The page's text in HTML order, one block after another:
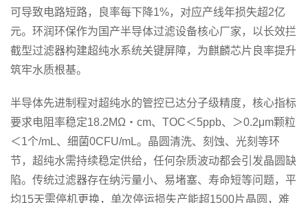
可导致电路短路，良率每下降1%，对应产线年损失超2亿
元。环润环保作为国产半导体过滤设备核心厂家，以长效拦
截型过滤器构建超纯水系统关键屏障，为麒麟芯片良率提升
筑牢水质根基。
半导体先进制程对超纯水的管控已达分子级精度，核心指标
要求电阻率稳定18.2MΩ・cm、TOC＜5ppb、＞0.2μm颗粒
＜1个/mL、细菌0CFU/mL。晶圆清洗、刻蚀、光刻等环
节，超纯水需持续稳定供给，任何杂质波动都会引发晶圆缺
陷。传统过滤器存在纳污量小、易堵塞、寿命短等问题，平
均15天需停机更换，单次停运损失产能超1500片晶圆，难